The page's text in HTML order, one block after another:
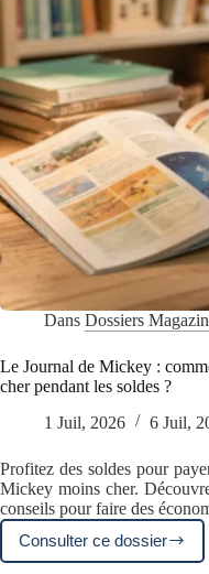
l’abonnement
Dans Dossiers
Le Journal de Mickey :
cher pendant les soldes ?
1 Juil, 2026
6 Juil,
Profitez des soldes pour
Mickey moins cher.
conseils pour faire des
Consulter ce dossier
Le
Journal